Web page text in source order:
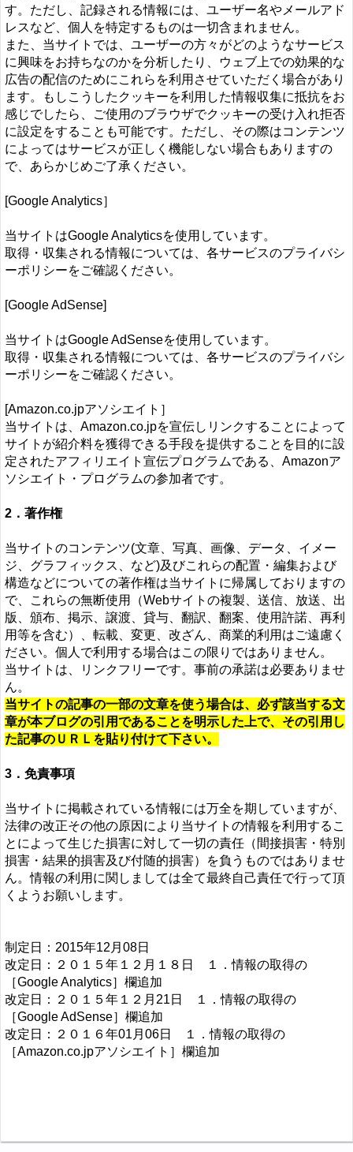
す。ただし、記録される情報には、ユーザー名やメールアド
レスなど、個人を特定するものは一切含まれません。
また、当サイトでは、ユーザーの方々がどのようなサービス
に興味をお持ちなのかを分析したり、ウェブ上での効果的な
広告の配信のためにこれらを利用させていただく場合があり
ます。もしこうしたクッキーを利用した情報収集に抵抗をお
感じでしたら、ご使用のブラウザでクッキーの受け入れ拒否
に設定をすることも可能です。ただし、その際はコンテンツ
によってはサービスが正しく機能しない場合もありますの
で、あらかじめご了承ください。
[Google Analytics］
当サイトはGoogle Analyticsを使用しています。
取得・収集される情報については、各サービスのプライバシ
ーポリシーをご確認ください。
[Google AdSense]
当サイトはGoogle AdSenseを使用しています。
取得・収集される情報については、各サービスのプライバシ
ーポリシーをご確認ください。
[Amazon.co.jpアソシエイト］
当サイトは、Amazon.co.jpを宣伝しリンクすることによって
サイトが紹介料を獲得できる手段を提供することを目的に設
定されたアフィリエイト宣伝プログラムである、Amazonア
ソシエイト・プログラムの参加者です。
2．著作権
当サイトのコンテンツ(文章、写真、画像、データ、イメー
ジ、グラフィックス、など)及びこれらの配置・編集および
構造などについての著作権は当サイトに帰属しておりますの
で、これらの無断使用（Webサイトの複製、送信、放送、出
版、頒布、掲示、譲渡、貸与、翻訳、翻案、使用許諾、再利
用等を含む）、転載、変更、改ざん、商業的利用はご遠慮く
ださい。個人で利用する場合はこの限りではありません。
当サイトは、リンクフリーです。事前の承諾は必要ありませ
ん。
当サイトの記事の一部の文章を使う場合は、必ず該当する文
章が本ブログの引用であることを明示した上で、その引用し
た記事のＵＲＬを貼り付けて下さい。
3．免責事項
当サイトに掲載されている情報には万全を期していますが、
法律の改正その他の原因により当サイトの情報を利用するこ
とによって生じた損害に対して一切の責任（間接損害・特別
損害・結果的損害及び付随的損害）を負うものではありませ
ん。情報の利用に関しましては全て最終自己責任で行って頂
くようお願いします。
制定日：2015年12月08日
改定日：２０１５年１２月１８日 １．情報の取得の
［Google Analytics］欄追加
改定日：２０１５年１２月21日 １．情報の取得の
［Google AdSense］欄追加
改定日：２０１６年01月06日 １．情報の取得の
［Amazon.co.jpアソシエイト］欄追加